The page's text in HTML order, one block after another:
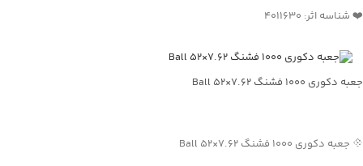
❤️ شناسه اثر: 4011630
جعبه دکوری ۱۰۰۰ فشنگ ۷.۶۲×۵۲ Ball
💠 جعبه دکوری ۱۰۰۰ فشنگ ۷.۶۲×۵۲ Ball